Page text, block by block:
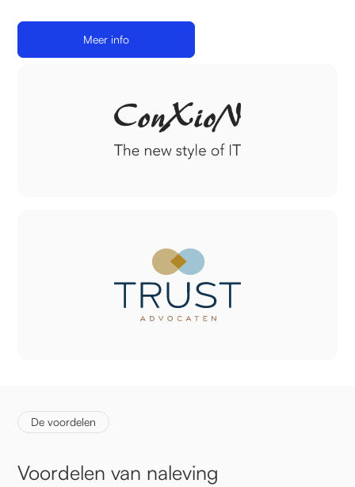
Meer info
De voordelen
Voordelen van naleving